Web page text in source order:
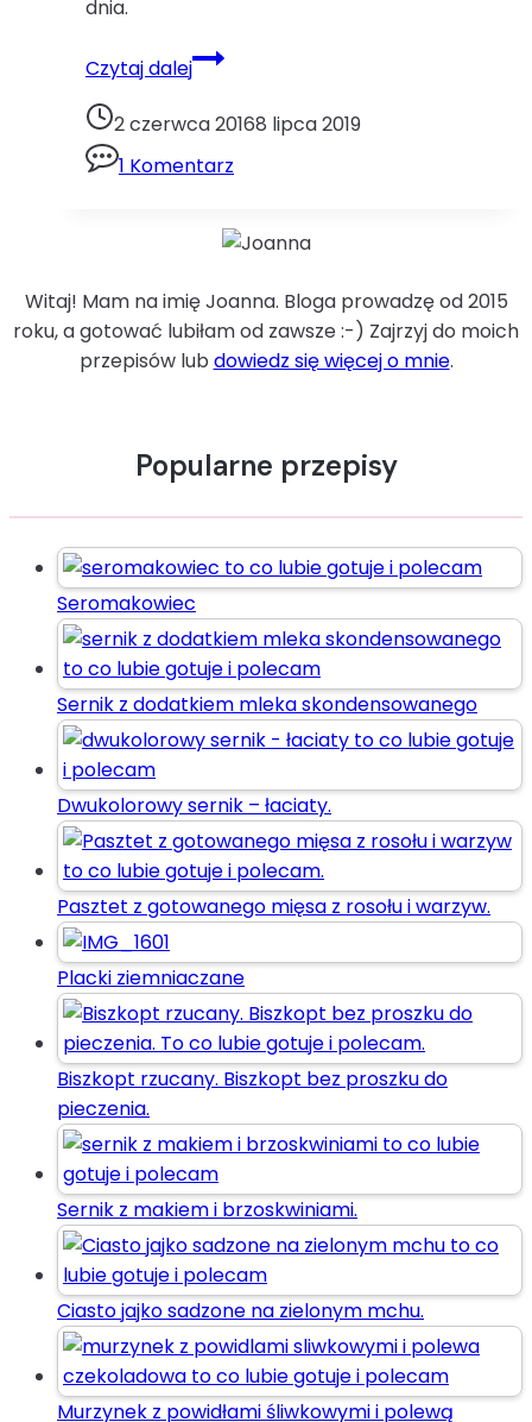
dnia.
Czytaj dalejCiasto
czekoladoweciasto
czekoladowe
czekolada
2 czerwca 20168 lipca 2019
1 Komentarz
Witaj! Mam na imię Joanna. Bloga prowadzę od 2015
roku, a gotować lubiłam od zawsze :-) Zajrzyj do moich
przepisów lub dowiedz się więcej o mnie.
Popularne przepisy
Seromakowiec
Sernik z dodatkiem mleka skondensowanego
Dwukolorowy sernik – łaciaty.
Pasztet z gotowanego mięsa z rosołu i warzyw.
Placki ziemniaczane
Biszkopt rzucany. Biszkopt bez proszku do
pieczenia.
Sernik z makiem i brzoskwiniami.
Ciasto jajko sadzone na zielonym mchu.
Murzynek z powidłami śliwkowymi i polewą